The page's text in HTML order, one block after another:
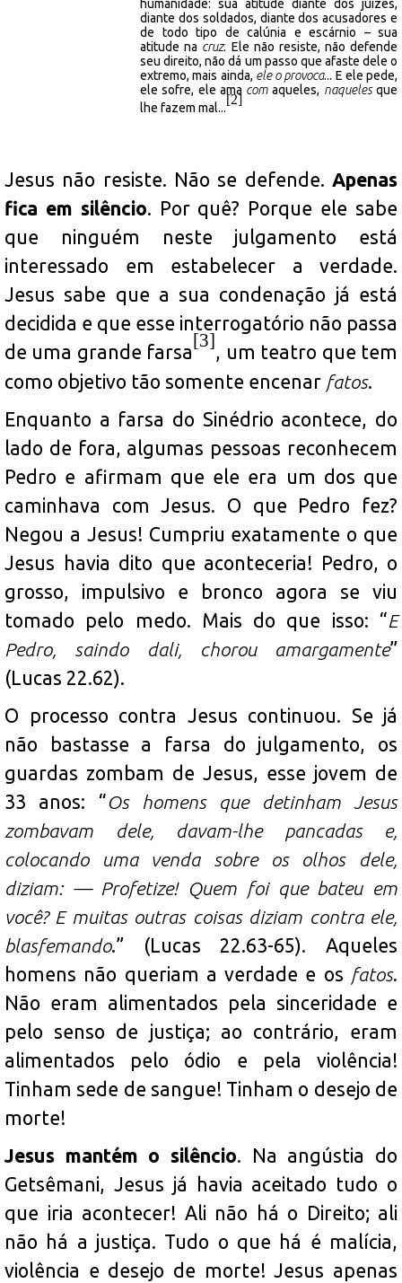
humanidade: sua atitude diante dos juízes,
diante dos soldados, diante dos acusadores e
de todo tipo de calúnia e escárnio – sua
atitude na cruz. Ele não resiste, não defende
seu direito, não dá um passo que afaste dele o
extremo, mais ainda, ele o provoca... E ele pede,
ele sofre, ele ama comaqueles, naquelesque
lhe fazem mal...
[2]
Jesus não resiste. Não se defende. Apenas
fica em silêncio. Por quê? Porque ele sabe
que ninguém neste julgamento está
interessado em estabelecer a verdade.
Jesus sabe que a sua condenação já está
decidida e que esse interrogatório não passa
de uma grande farsa
[3]
, um teatro que tem
como objetivo tão somente encenar fatos.
Enquanto a farsa do Sinédrio acontece, do
lado de fora, algumas pessoas reconhecem
Pedro e afirmam que ele era um dos que
caminhava com Jesus. O que Pedro fez?
Negou a Jesus! Cumpriu exatamente o que
Jesus havia dito que aconteceria! Pedro, o
grosso, impulsivo e bronco agora se viu
tomado pelo medo. Mais do que isso: “E
Pedro, saindo dali, chorou amargamente”
(Lucas 22.62).
O processo contra Jesus continuou. Se já
não bastasse a farsa do julgamento, os
guardas zombam de Jesus, esse jovem de
33 anos: “Os homens que detinham Jesus
zombavam dele, davam-lhe pancadas e,
colocando uma venda sobre os olhos dele,
diziam: — Profetize! Quem foi que bateu em
você? E muitas outras coisas diziam contra ele,
blasfemando.” (Lucas 22.63-65). Aqueles
homens não queriam a verdade e os fatos.
Não eram alimentados pela sinceridade e
pelo senso de justiça; ao contrário, eram
alimentados pelo ódio e pela violência!
Tinham sede de sangue! Tinham o desejo de
morte!
Jesus mantém o silêncio. Na angústia do
Getsêmani, Jesus já havia aceitado tudo o
que iria acontecer! Ali não há o Direito; ali
não há a justiça. Tudo o que há é malícia,
violência e desejo de morte! Jesus apenas